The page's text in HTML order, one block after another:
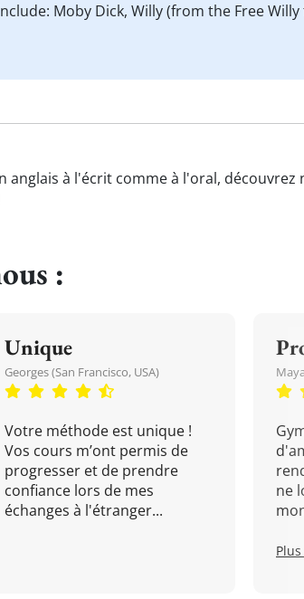
Moby Dick, Willy (from the Free Willy
à l'écrit comme à l'oral, découvrez
:
Unique
Georges (San Francisco, USA)
Votre méthode est unique !
Vos cours m’ont permis de
progresser et de prendre
confiance lors de mes
échanges à l'étranger...
ne